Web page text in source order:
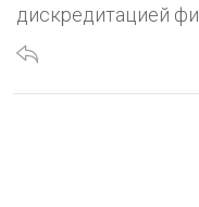
дискредитацией